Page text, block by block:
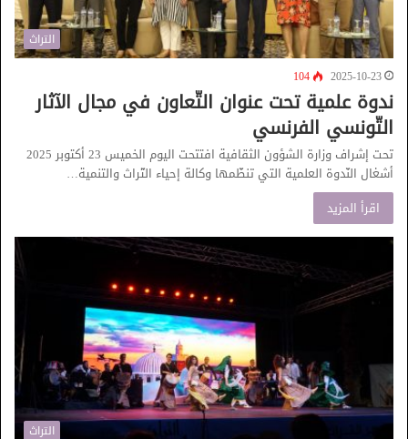
التراث
2025-10-23
104
ندوة علمية تحت عنوان التّعاون في مجال الآثار
التّونسي الفرنسي
تحت إشراف وزارة الشؤون الثقافية افتتحت اليوم الخميس 23 أكتوبر 2025
أشغال النّدوة العلمية التي تنظّمها وكالة إحياء التّراث والتنمية…
اقرأ المزيد
التراث